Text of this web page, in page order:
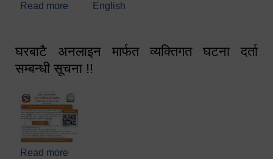
Read more about स्वागतम!!!
English
घरबाटै अनलाइन मार्फत व्यक्तिगत घटना दर्ता
सम्बन्धी सूचना !!
Read more